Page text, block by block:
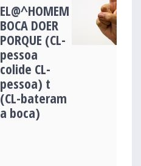
EL@^HOMEM
BOCA DOER
PORQUE (CL-
pessoa
colide CL-
pessoa) t
(CL-bateram
a boca)